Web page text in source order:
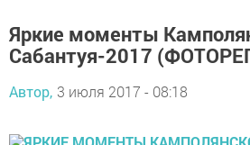
Яркие моменты
Сабантуя-2017
Автор, 3 июля 2017 - 08:18